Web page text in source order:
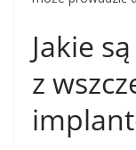
Jakie
z